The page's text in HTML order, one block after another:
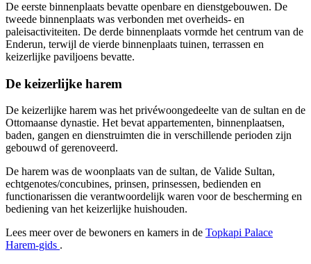
De eerste binnenplaats bevatte openbare en dienstgebouwen. De
tweede binnenplaats was verbonden met overheids- en
paleisactiviteiten. De derde binnenplaats vormde het centrum van de
Enderun, terwijl de vierde binnenplaats tuinen, terrassen en
keizerlijke paviljoens bevatte.
De keizerlijke harem
De keizerlijke harem was het privéwoongedeelte van de sultan en de
Ottomaanse dynastie. Het bevat appartementen, binnenplaatsen,
baden, gangen en dienstruimten die in verschillende perioden zijn
gebouwd of gerenoveerd.
De harem was de woonplaats van de sultan, de Valide Sultan,
echtgenotes/concubines, prinsen, prinsessen, bedienden en
functionarissen die verantwoordelijk waren voor de bescherming en
bediening van het keizerlijke huishouden.
Lees meer over de bewoners en kamers in de Topkapi Palace
Harem-gids .